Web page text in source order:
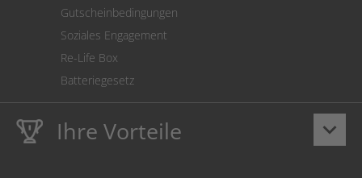
Gutscheinbedingungen
Soziales Engagement
Re-Life Box
Batteriegesetz
keyboard_arrow_down
Ihre Vorteile